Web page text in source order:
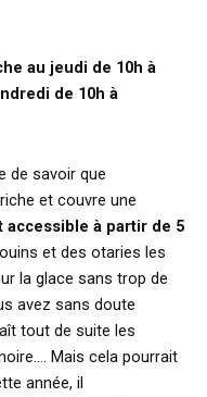
au jeudi de 10h à
de 10h à
de savoir que
et couvre une
accessible à partir de 5
et des otaries les
la glace sans trop de
avez sans doute
tout de suite les
Mais cela pourrait
année, il